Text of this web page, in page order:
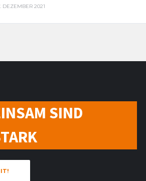
DEZEMBER 2021
SIND